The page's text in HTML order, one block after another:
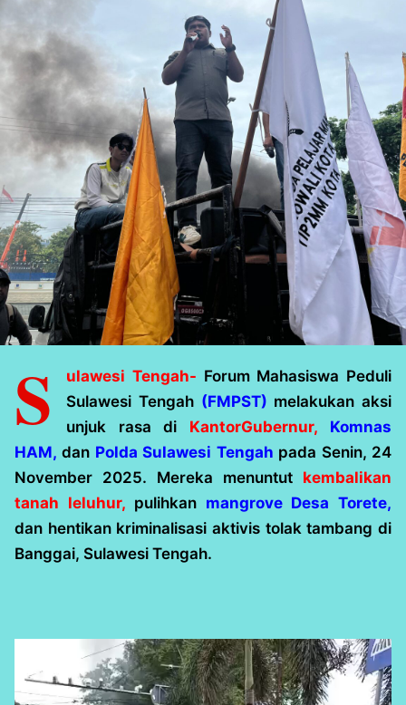
S ulawesi Tengah- Forum Mahasiswa Peduli
Sulawesi Tengah (FMPST) melakukan aksi
unjuk rasa di KantorGubernur,
Komnas
HAM, dan Polda Sulawesi Tengah pada Senin, 24
November 2025. Mereka menuntut kembalikan
tanah leluhur, pulihkan mangrove Desa Torete,
dan hentikan kriminalisasi aktivis tolak tambang di
Banggai, Sulawesi Tengah.